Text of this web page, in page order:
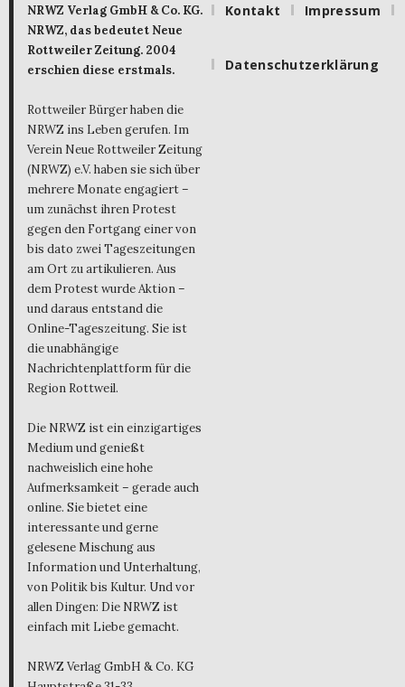
NRWZ Verlag GmbH & Co. KG.
NRWZ, das bedeutet Neue
Rottweiler Zeitung. 2004
erschien diese erstmals.
Rottweiler Bürger haben die
NRWZ ins Leben gerufen. Im
Verein Neue Rottweiler Zeitung
(NRWZ) e.V. haben sie sich über
mehrere Monate engagiert –
um zunächst ihren Protest
gegen den Fortgang einer von
bis dato zwei Tageszeitungen
am Ort zu artikulieren. Aus
dem Protest wurde Aktion –
und daraus entstand die
Online-Tageszeitung. Sie ist
die unabhängige
Nachrichtenplattform für die
Region Rottweil.
Die NRWZ ist ein einzigartiges
Medium und genießt
nachweislich eine hohe
Aufmerksamkeit – gerade auch
online. Sie bietet eine
interessante und gerne
gelesene Mischung aus
Information und Unterhaltung,
von Politik bis Kultur. Und vor
allen Dingen: Die NRWZ ist
einfach mit Liebe gemacht.
NRWZ Verlag GmbH & Co. KG
Kontakt Impressum
Datenschutzerklärung